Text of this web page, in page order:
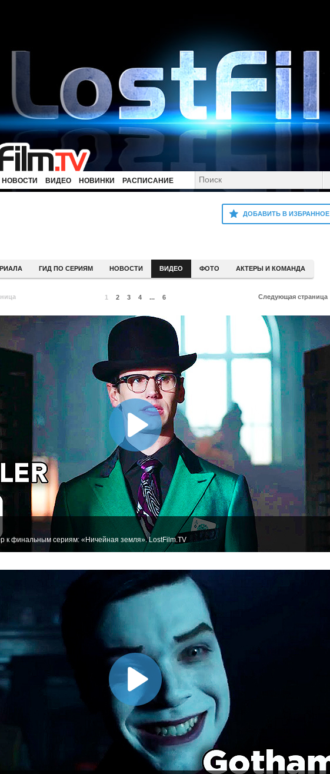
НОВОСТИ ВИДЕО НОВИНКИ РАСПИСАНИЕ
ДОБАВИТЬ В ИЗБРАННОЕ
ГИД ПО СЕРИЯМ НОВОСТИ ВИДЕО ФОТО АКТЕРЫ И КОМАНДА
1 2 3 4 ... 6 Следующая страница
к финальным сериям: «Ничейная земля». LostFilm.TV